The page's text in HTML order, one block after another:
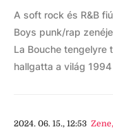
A soft rock és R&B
Boys punk/rap
La Bouche tengelyre
hallgatta a világ
2024. 06. 15., 12:53 Zene,